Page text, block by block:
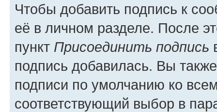
Чтобы добавить подпись к
её в личном разделе. После
пункт Присоединить подпись
подпись добавилась. Вы
подписи по умолчанию ко
соответствующий выбор в